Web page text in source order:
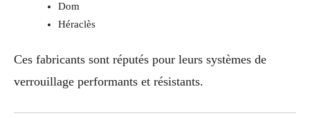
Dom
Héraclès
Ces fabricants sont réputés pour leurs systèmes de
verrouillage performants et résistants.